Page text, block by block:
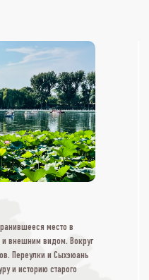
место в
внешним видом. Вокруг
Переулки и Сыхэюань
и историю старого